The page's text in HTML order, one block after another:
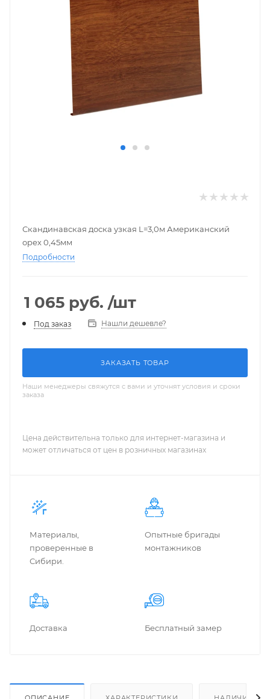
Скандинавская доска узкая L=3,0м Американский
орех 0,45мм
Подробности
1 065 руб. /шт
Под заказ Нашли дешевле?
ЗАКАЗАТЬ ТОВАР
Наши менеджеры свяжутся с вами и уточнят условия и сроки
заказа
Цена действительна только для интернет-магазина и
может отличаться от цен в розничных магазинах
Материалы,
проверенные в
Сибири.
Опытные бригады
монтажников
Доставка Бес­плат­ный замер